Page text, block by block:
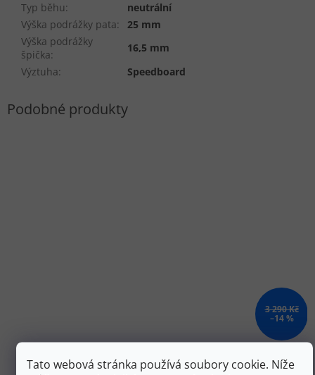
Tato webová stránka používá soubory cookie. Níže
Typ běhu:
neutrální
Výška podrážky pata:
25 mm
Výška podrážky
špička:
16,5 mm
Výztuha: Speedboard
3 290 Kč
–14 %
TOPO ATHLETIC Pánské regenerační boty REKOVR 2